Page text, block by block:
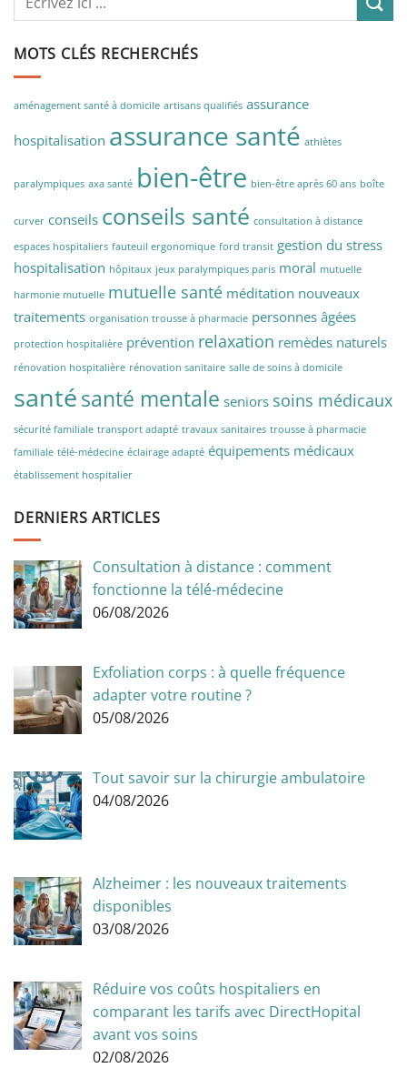
MOTS CLÉS RECHERCHÉS
aménagement santé à domicile artisans qualifiés assurance
hospitalisation assurance santé athlètes
paralympiques axa santé bien-être bien-être après 60 ans boîte
curver conseils conseils santé consultation à distance
espaces hospitaliers fauteuil ergonomique ford transit gestion du stress
hospitalisation hôpitaux jeux paralympiques paris moral mutuelle
harmonie mutuelle mutuelle santé méditation nouveaux
traitements organisation trousse à pharmacie personnes âgées
protection hospitalière prévention relaxation remèdes naturels
rénovation hospitalière rénovation sanitaire salle de soins à domicile
santésanté mentale seniors soins médicaux
sécurité familiale transport adapté travaux sanitaires trousse à pharmacie
familiale télé-médecine éclairage adapté équipements médicaux
établissement hospitalier
DERNIERS ARTICLES
Consultation à distance : comment
fonctionne la télé-médecine
06/08/2026
Exfoliation corps : à quelle fréquence
adapter votre routine ?
05/08/2026
Tout savoir sur la chirurgie ambulatoire
04/08/2026
Alzheimer : les nouveaux traitements
disponibles
03/08/2026
Réduire vos coûts hospitaliers en
comparant les tarifs avec DirectHopital
avant vos soins
02/08/2026